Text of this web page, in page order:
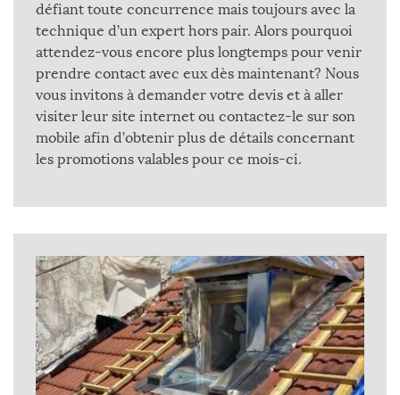
défiant toute concurrence mais toujours avec la
technique d’un expert hors pair. Alors pourquoi
attendez-vous encore plus longtemps pour venir
prendre contact avec eux dès maintenant? Nous
vous invitons à demander votre devis et à aller
visiter leur site internet ou contactez-le sur son
mobile afin d’obtenir plus de détails concernant
les promotions valables pour ce mois-ci.